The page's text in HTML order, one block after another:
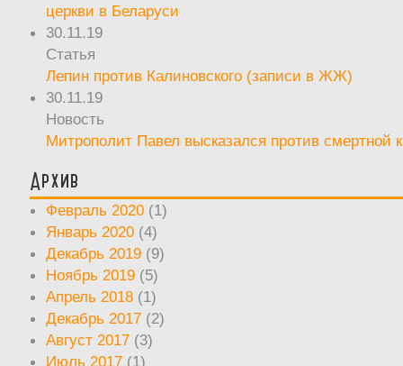
церкви в Беларуси
30.11.19
Статья
Лепин против Калиновского (записи в ЖЖ)
30.11.19
Новость
Митрополит Павел высказался против смертной
Архив
Февраль 2020 (1)
Январь 2020 (4)
Декабрь 2019 (9)
Ноябрь 2019 (5)
Апрель 2018 (1)
Декабрь 2017 (2)
Август 2017 (3)
Июль 2017 (1)